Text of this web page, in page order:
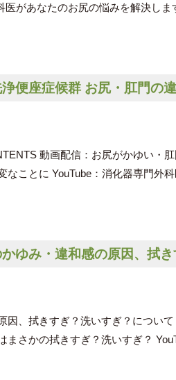
医があなたのお尻の悩みを解決し
便座症候群 お尻・肛門の
動画配信：お尻がかゆい・
なことに YouTube：消化器専門外
ゆみ・違和感の原因、拭
因、拭きすぎ？洗いすぎ？につい
まさかの拭きすぎ？洗いすぎ？